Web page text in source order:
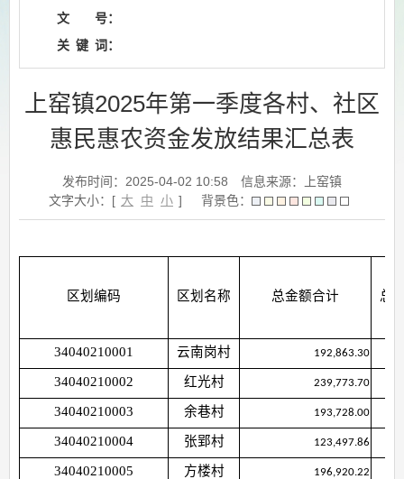
文
号：
关 键 词：
上窑镇2025年第一季度各村、社区
惠民惠农资金发放结果汇总表
发布时间：2025-04-02 10:58
信息来源：上窑镇
文字大小：[ 大 中 小 ] 背景色：
区划编码 区划名称 总金额合计 总
34040210001 云南岗村 192,863.30
34040210002 红光村 239,773.70
34040210003 余巷村 193,728.00
34040210004 张郢村 123,497.86
34040210005 方楼村 196,920.22